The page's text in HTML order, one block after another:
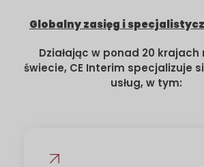
Globalny zasięg i
Działając w ponad 20 krajach
świecie, CE Interim specjalizuje
usług, w tym: